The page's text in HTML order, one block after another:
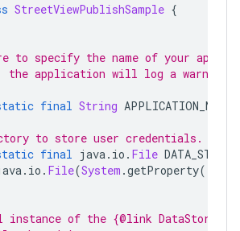
StreetViewPublishSample {
to specify the name of your
application will log a warning.
final String APPLICATION_NAME
to store user credentials. */
final java. io . File
. io . File(System .getProperty(
of the {@link